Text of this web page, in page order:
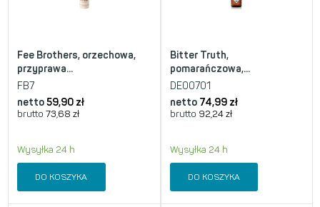
Fee Brothers, orzechowa,
przyprawa...
FB7
netto59,90 zł
brutto 73,68 zł
Wysyłka 24 h
DO KOSZYKA
Bitter Truth,
pomarańczowa,...
DE00701
netto 74,99 zł
brutto 92,24 zł
Wysyłka 24 h
DO KOSZYKA